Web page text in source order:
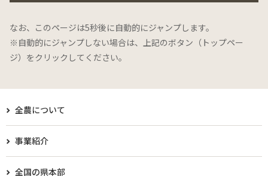
なお、このページは5秒後に自動的にジャンプします。
※自動的にジャンプしない場合は、上記のボタン（トップペー
ジ）をクリックしてください。
全農について
事業紹介
全国の県本部